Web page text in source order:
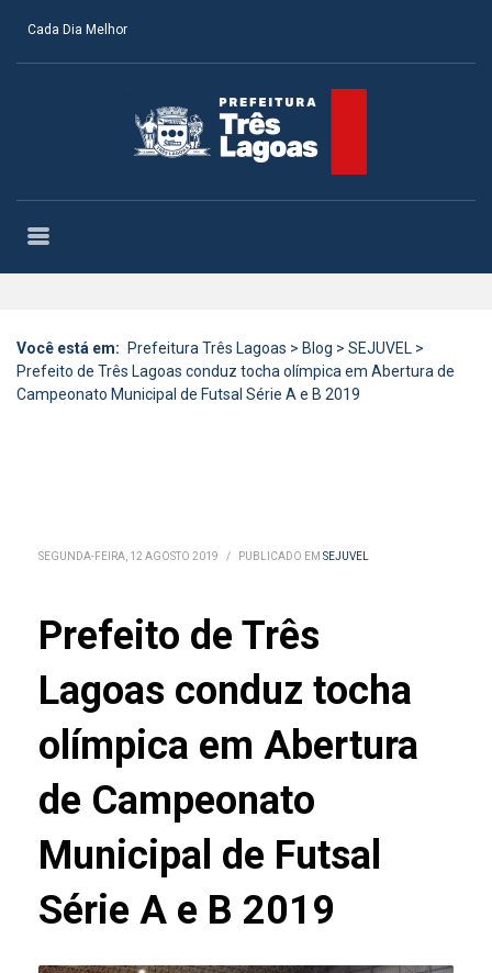
Cada Dia Melhor
Você está em: Prefeitura Três Lagoas > Blog > SEJUVEL >
Prefeito de Três Lagoas conduz tocha olímpica em Abertura de
Campeonato Municipal de Futsal Série A e B 2019
SEGUNDA-FEIRA, 12 AGOSTO 2019 / PUBLICADO EM SEJUVEL
Prefeito de Três
Lagoas conduz tocha
olímpica em Abertura
de Campeonato
Municipal de Futsal
Série A e B 2019